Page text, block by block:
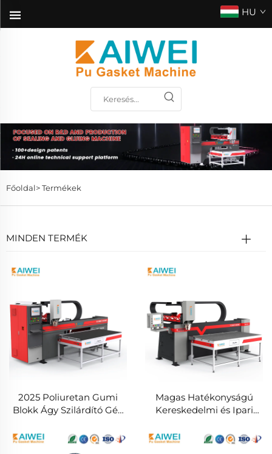
HU
Főoldal>Termékek
MINDEN TERMÉK
2025 Poliuretan Gumi
Blokk Ágy Szilárdító Gép
klízó kifésülő
Magas Hatékonyságú
Kereskedelmi és Ipari
Kifésülési Gép